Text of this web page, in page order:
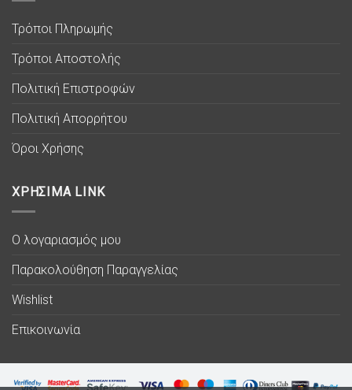
Τρόποι Πληρωμής
Τρόποι Αποστολής
Πολιτική Επιστροφών
Πολιτική Απορρήτου
Όροι Χρήσης
ΧΡΗΣΙΜΑ LINK
Ο λογαριασμός μου
Παρακολούθηση Παραγγελίας
Wishlist
Επικοινωνία